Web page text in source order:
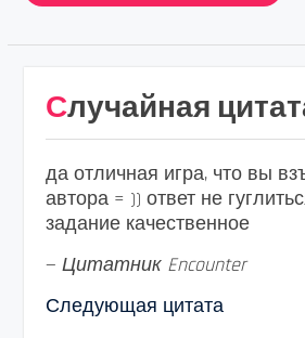
Случайная
да отличная игра, что вы
автора = )) ответ не
задание качественное
— Цитатник Encounter
Следующая цитата